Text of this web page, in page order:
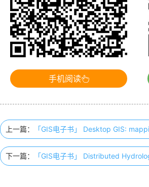
手机阅读
上一篇： 「GIS电子书」 Desktop GIS:
下一篇： 「GIS电子书」 Distributed